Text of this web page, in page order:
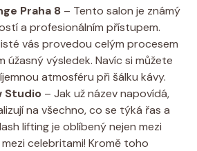
Praha 8 – Tento salon je známý
a profesionálním přístupem.
vás provedou celým procesem
úžasný výsledek. Navíc si můžete
atmosféru při šálku kávy.
Studio – Jak už název napovídá,
na všechno, co se týká řas a
lifting je oblíbený⁤ nejen mezi
mezi celebritami! Kromě toho